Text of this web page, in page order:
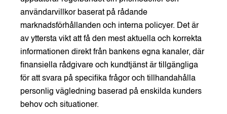
användarvillkor baserat på rådande
marknadsförhållanden och interna policyer. Det är
av yttersta vikt att få den mest aktuella och korrekta
informationen direkt från bankens egna kanaler, där
finansiella rådgivare och kundtjänst är tillgängliga
för att svara på specifika frågor och tillhandahålla
personlig vägledning baserad på enskilda kunders
behov och situationer.